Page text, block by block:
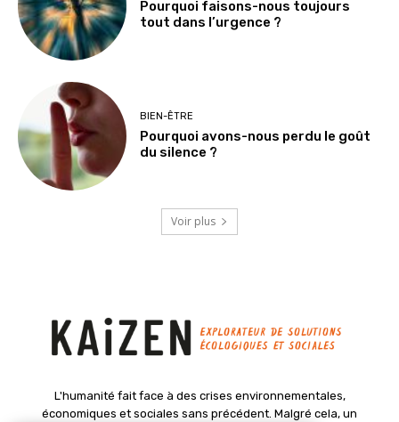
Pourquoi faisons-nous toujours
tout dans l’urgence ?
BIEN-ÊTRE
Pourquoi avons-nous perdu le goût
du silence ?
Voir plus
L'humanité fait face à des crises environnementales,
économiques et sociales sans précédent. Malgré cela, un